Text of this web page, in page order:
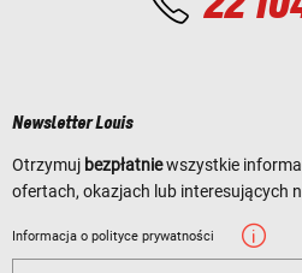
Newsletter Louis
Otrzymuj bezpłatniewszystkie
ofertach, okazjach lub interesujących
Informacja o polityce prywatności